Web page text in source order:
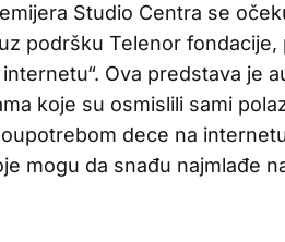
Studio Centra se
podršku Telenor
Ova predstava je
koje su osmislili sami
dece na
mogu da snađu najmlađe